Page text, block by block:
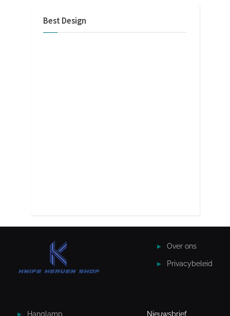
Best Design
Over ons
Privacybeleid
Hanglamp Nieuwsbrief